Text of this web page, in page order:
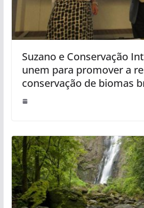
Suzano e Conservação
unem para promover a
conservação de biomas